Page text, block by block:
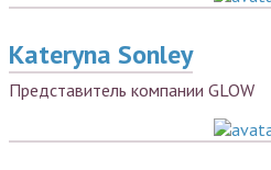
Kateryna Sonley
Представитель компании GLOW